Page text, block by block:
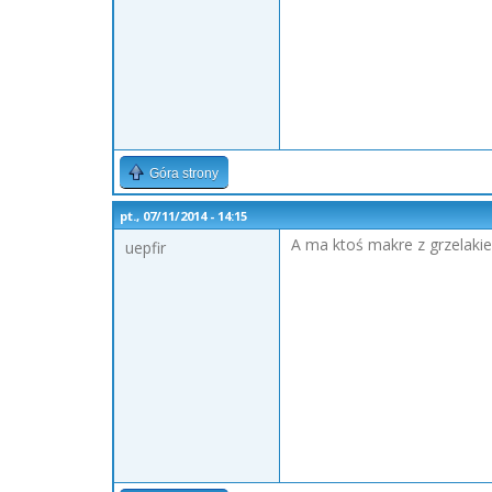
Góra strony
pt., 07/11/2014 - 14:15
uepfir A ma ktoś makre z